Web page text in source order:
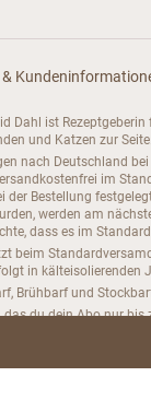
&
Dahl ist
und Katzen zur Seite.
nach Deutschland
im
der Bestellung
werden am
dass es im
beim
in kälteisolierenden
Brühbarf und
das du dein Abo nur